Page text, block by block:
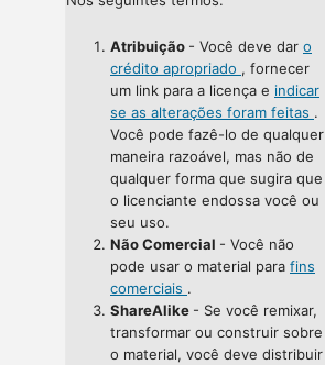
Atribuição - Você deve dar o
crédito apropriado , fornecer
um link para a licença e indicar
se as alterações foram feitas .
Você pode fazê-lo de qualquer
maneira razoável, mas não de
qualquer forma que sugira que
o licenciante endossa você ou
seu uso.
Não Comercial - Você não
pode usar o material para fins
comerciais .
ShareAlike - Se você remixar,
transformar ou construir sobre
o material, você deve distribuir